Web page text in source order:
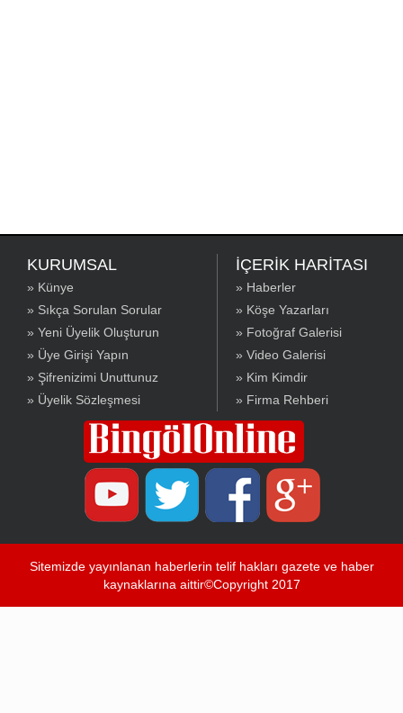
KURUMSAL
» Künye
» Sıkça Sorulan Sorular
» Yeni Üyelik Oluşturun
» Üye Girişi Yapın
» Şifrenizimi Unuttunuz
» Üyelik Sözleşmesi
İÇERİK HARİTASI
» Haberler
» Köşe Yazarları
» Fotoğraf Galerisi
» Video Galerisi
» Kim Kimdir
» Firma Rehberi
Sitemizde yayınlanan haberlerin telif hakları gazete ve haber
kaynaklarına aittir©Copyright 2017